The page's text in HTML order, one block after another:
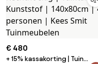
€ 480
+ 15% kassakorting | Tuin